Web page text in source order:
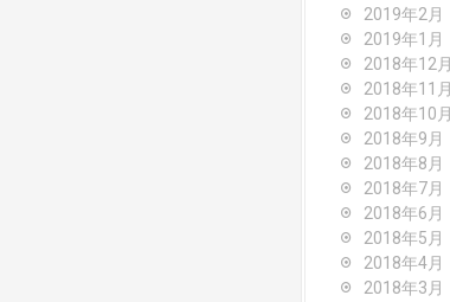
2019年2月
2019年1月
2018年12月
2018年11月
2018年10月
2018年9月
2018年8月
2018年7月
2018年6月
2018年5月
2018年4月
2018年3月